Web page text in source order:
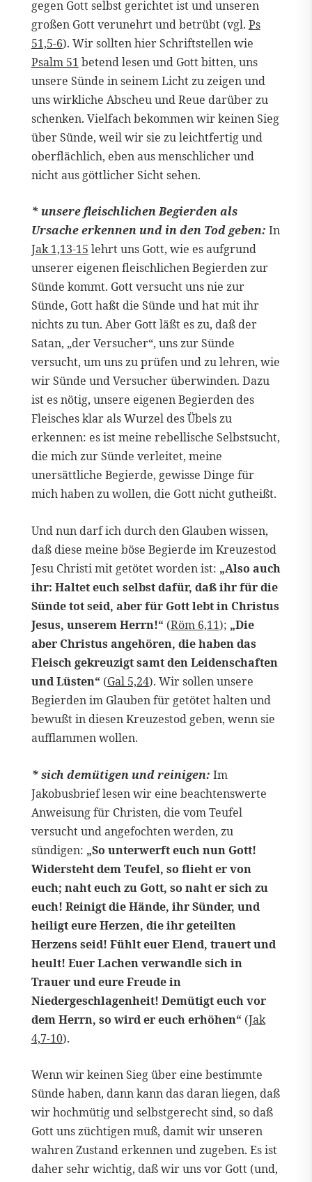
gegen Gott selbst gerichtet ist und unseren
großen Gott verunehrt und betrübt (vgl. Ps
51,5-6). Wir sollten hier Schriftstellen wie
Psalm 51 betend lesen und Gott bitten, uns
unsere Sünde in seinem Licht zu zeigen und
uns wirkliche Abscheu und Reue darüber zu
schenken. Vielfach bekommen wir keinen Sieg
über Sünde, weil wir sie zu leichtfertig und
oberflächlich, eben aus menschlicher und
nicht aus göttlicher Sicht sehen.
* unsere fleischlichen Begierden als
Ursache erkennen und in den Tod geben: In
Jak 1,13-15 lehrt uns Gott, wie es aufgrund
unserer eigenen fleischlichen Begierden zur
Sünde kommt. Gott versucht uns nie zur
Sünde, Gott haßt die Sünde und hat mit ihr
nichts zu tun. Aber Gott läßt es zu, daß der
Satan, „der Versucher“, uns zur Sünde
versucht, um uns zu prüfen und zu lehren, wie
wir Sünde und Versucher überwinden. Dazu
ist es nötig, unsere eigenen Begierden des
Fleisches klar als Wurzel des Übels zu
erkennen: es ist meine rebellische Selbstsucht,
die mich zur Sünde verleitet, meine
unersättliche Begierde, gewisse Dinge für
mich haben zu wollen, die Gott nicht gutheißt.
Und nun darf ich durch den Glauben wissen,
daß diese meine böse Begierde im Kreuzestod
Jesu Christi mit getötet worden ist: „Also auch
ihr: Haltet euch selbst dafür, daß ihr für die
Sünde tot seid, aber für Gott lebt in Christus
Jesus, unserem Herrn!“ (Röm 6,11); „Die
aber Christus angehören, die haben das
Fleisch gekreuzigt samt den Leidenschaften
und Lüsten“ (Gal 5,24). Wir sollen unsere
Begierden im Glauben für getötet halten und
bewußt in diesen Kreuzestod geben, wenn sie
aufflammen wollen.
* sich demütigen und reinigen: Im
Jakobusbrief lesen wir eine beachtenswerte
Anweisung für Christen, die vom Teufel
versucht und angefochten werden, zu
sündigen: „So unterwerft euch nun Gott!
Widersteht dem Teufel, so flieht er von
euch; naht euch zu Gott, so naht er sich zu
euch! Reinigt die Hände, ihr Sünder, und
heiligt eure Herzen, die ihr geteilten
Herzens seid! Fühlt euer Elend, trauert und
heult! Euer Lachen verwandle sich in
Trauer und eure Freude in
Niedergeschlagenheit! Demütigt euch vor
dem Herrn, so wird er euch erhöhen“ (Jak
4,7-10).
Wenn wir keinen Sieg über eine bestimmte
Sünde haben, dann kann das daran liegen, daß
wir hochmütig und selbstgerecht sind, so daß
Gott uns züchtigen muß, damit wir unseren
wahren Zustand erkennen und zugeben. Es ist
daher sehr wichtig, daß wir uns vor Gott (und,